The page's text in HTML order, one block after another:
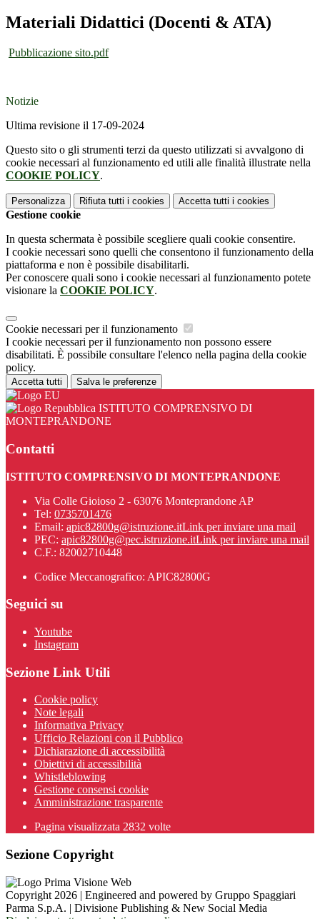
Materiali Didattici (Docenti & ATA)
Pubblicazione sito.pdf
Notizie
Ultima revisione il 17-09-2024
Questo sito o gli strumenti terzi da questo utilizzati si avvalgono di
cookie necessari al funzionamento ed utili alle finalità illustrate nella
COOKIE POLICY.
Personalizza Rifiuta tutti i cookies Accetta tutti i cookies
Gestione cookie
In questa schermata è possibile scegliere quali cookie consentire.
I cookie necessari sono quelli che consentono il funzionamento della
piattaforma e non è possibile disabilitarli.
Per conoscere quali sono i cookie necessari al funzionamento potete
visionare la COOKIE POLICY.
Cookie necessari per il funzionamento
I cookie necessari per il funzionamento non possono essere
disabilitati. È possibile consultare l'elenco nella pagina della cookie
policy.
Accetta tutti Salva le preferenze
ISTITUTO COMPRENSIVO DI
MONTEPRANDONE
Contatti
ISTITUTO COMPRENSIVO DI MONTEPRANDONE
Via Colle Gioioso 2 - 63076 Monteprandone AP
Tel: 0735701476
Email: apic82800g@istruzione.itLink per inviare una mail
PEC: apic82800g@pec.istruzione.itLink per inviare una mail
C.F.: 82002710448
Codice Meccanografico: APIC82800G
Seguici su
Youtube
Instagram
Sezione Link Utili
Cookie policy
Note legali
Informativa Privacy
Ufficio Relazioni con il Pubblico
Dichiarazione di accessibilità
Obiettivi di accessibilità
Whistleblowing
Gestione consensi cookie
Amministrazione trasparente
Pagina visualizzata 2832 volte
Sezione Copyright
Copyright 2026 | Engineered and powered by Gruppo Spaggiari
Parma S.p.A. | Divisione Publishing & New Social Media